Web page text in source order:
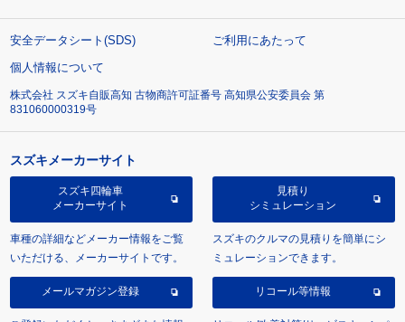
安全データシート(SDS)
ご利用にあたって
個人情報について
株式会社 スズキ自販高知 古物商許可証番号 高知県公安委員会 第
831060000319号
スズキメーカーサイト
スズキ四輪車
メーカーサイト
車種の詳細などメーカー情報をご覧
いただける、メーカーサイトです。
見積り
シミュレーション
スズキのクルマの見積りを簡単にシ
ミュレーションできます。
メールマガジン登録 リコール等情報